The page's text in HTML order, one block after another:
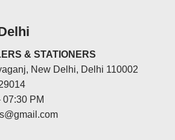
& STATIONERS
New Delhi, Delhi 110002
07:30 PM